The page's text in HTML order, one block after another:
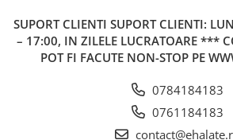
SUPORT CLIENTI SUPORT CLIENTI:
– 17:00, IN ZILELE LUCRATOARE ***
POT FI FACUTE NON-STOP PE
0784184183
0761184183